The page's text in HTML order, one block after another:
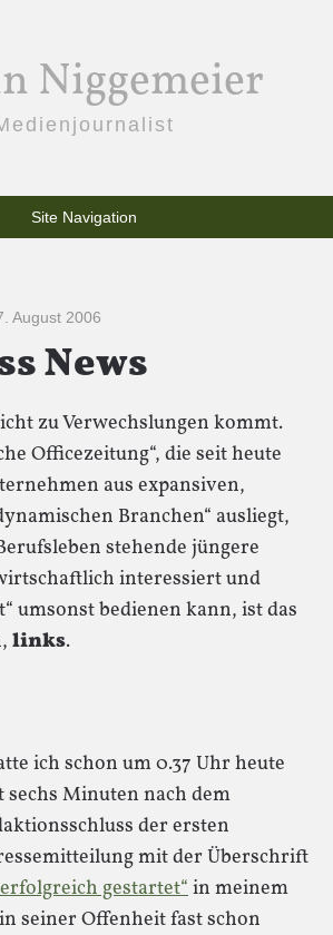
Niggemeier
Site Navigation
August 2006
News
zu Verwechslungen kommt.
Officezeitung“, die seit heute
aus expansiven,
Branchen“ ausliegt,
stehende jüngere
interessiert und
umsonst bedienen kann, ist das
links.
ich schon um 0.37 Uhr heute
sechs Minuten nach dem
der ersten
mit der Überschrift
gestartet“in meinem
seiner Offenheit fast schon